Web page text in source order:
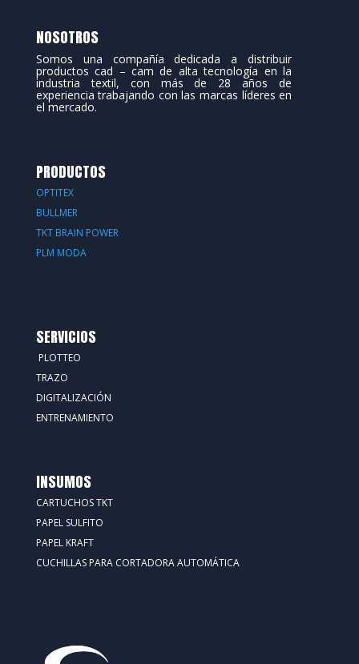
NOSOTROS
Somos una compañía dedicada a distribuir
productos cad – cam de alta tecnología en la
industria textil, con más de 28 años de
experiencia trabajando con las marcas líderes en
el mercado.
PRODUCTOS
OPTITEX
BULLMER
TKT BRAIN POWER
PLM MODA
SERVICIOS
PLOTTEO
TRAZO
DIGITALIZACIÓN
ENTRENAMIENTO
INSUMOS
CARTUCHOS TKT
PAPEL SULFITO
PAPEL KRAFT
CUCHILLAS PARA CORTADORA AUTOMÁTICA